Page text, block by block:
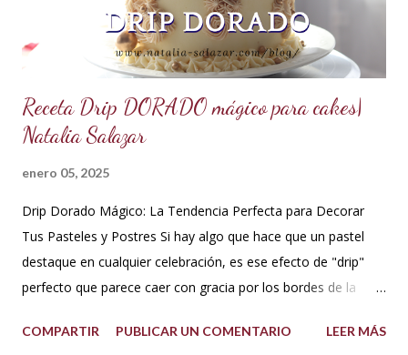
cakes, eclairs, cupcakes y más. Se la puede aromatizar con
otros extractos....
Receta Drip DORADO mágico para cakes|
Natalia Salazar
enero 05, 2025
Drip Dorado Mágico: La Tendencia Perfecta para Decorar
Tus Pasteles y Postres Si hay algo que hace que un pastel
destaque en cualquier celebración, es ese efecto de "drip"
perfecto que parece caer con gracia por los bordes de la
garantizados. Hoy te quiero compartir cómo hacer un drip
COMPARTIR PUBLICAR UN COMENTARIO LEER MÁS